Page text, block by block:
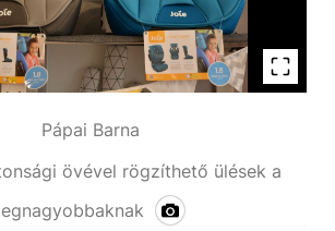
Pápai Barna
övével rögzíthető ülések a